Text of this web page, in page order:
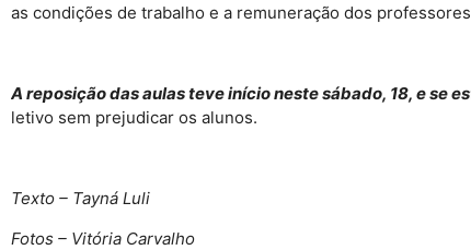
as condições de trabalho e a remuneração dos
A reposição das aulas teve início neste sábado, 18, e se
letivo sem prejudicar os alunos.
Texto – Tayná Luli
Fotos – Vitória Carvalho